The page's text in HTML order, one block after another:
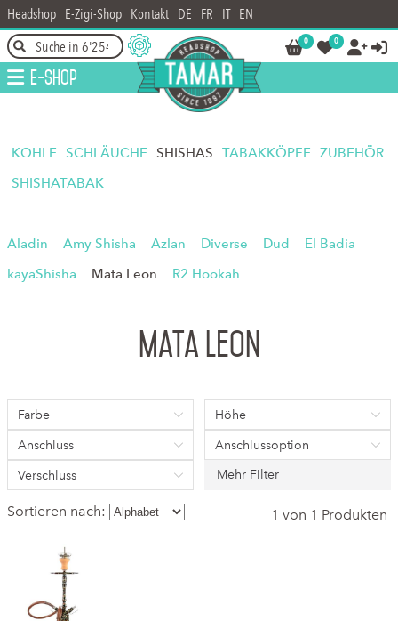
Headshop E-Zigi-Shop Kontakt DE FR IT EN
0 0  
E-Shop
KOHLE SCHLÄUCHE SHISHAS TABAKKÖPFE ZUBEHÖR
SHISHATABAK
Aladin Amy Shisha Azlan Diverse Dud
El Badia
kayaShisha
Mata Leon R2 Hookah
Mata Leon
Farbe
Höhe
Anschluss
Anschlussoption
Verschluss
Mehr Filter
Sortieren nach: 1 von 1 Produkten